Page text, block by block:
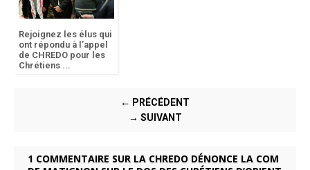
Rejoignez les élus qui
ont répondu à l’appel
de CHREDO pour les
Chrétiens ...
← PRÉCÉDENT
→ SUIVANT
1 COMMENTAIRE SUR LA CHREDO DÉNONCE LA COM